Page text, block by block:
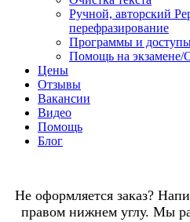
Ручной, авторский
перефразирование
Программы и
Помощь на экзамене/
Цены
Отзывы
Вакансии
Видео
Помощь
Блог
Не оформляется заказ?
правом нижнем углу. Мы